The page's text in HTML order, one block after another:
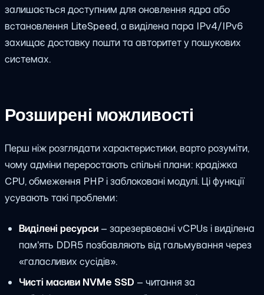
залишається доступним для оновлення ядра або
встановлення LiteSpeed, а виділена пара IPv4/IPv6
захищає доставку пошти та авторитет у пошукових
системах.
Розширені можливості
Перш ніж розглядати характеристики, варто розуміти,
чому адміни переростають спільні плани: крадіжка
CPU, обмеження PHP і заблоковані модулі. Ці функції
усувають такі проблеми:
Виділені ресурси– зарезервовані vCPUs і виділена
пам'ять DDR5 позбавляють від гальмування через
«галасливих сусідів».
Чисті масиви NVMe SSD – читання за